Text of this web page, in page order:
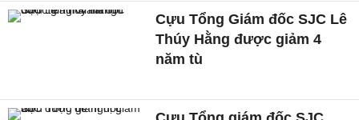
Cựu Tổng Giám đốc SJC Lê
Thúy Hằng được giảm 4
năm tù